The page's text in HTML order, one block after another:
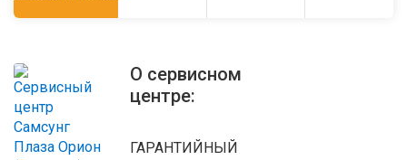
О сервисном
центре:
ГАРАНТИЙНЫЙ